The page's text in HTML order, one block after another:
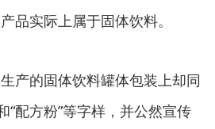
品实际上属于固体饮料。
产的固体饮料罐体包装上却同
“配方粉”等字样，并公然宣传